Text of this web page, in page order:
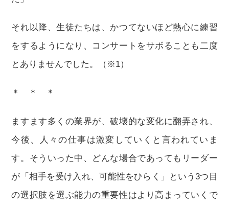
それ以降、生徒たちは、かつてないほど熱心に練習
をするようになり、コンサートをサボることも二度
とありませんでした。（※1）
＊ ＊ ＊
ますます多くの業界が、破壊的な変化に翻弄され、
今後、人々の仕事は激変していくと言われていま
す。そういった中、どんな場合であってもリーダー
が「相手を受け入れ、可能性をひらく」という3つ目
の選択肢を選ぶ能力の重要性はより高まっていくで